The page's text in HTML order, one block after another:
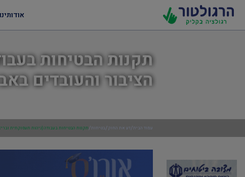
אודותינו
תקנות הבטיחות
הציבור והעובדים
עמוד הבית/דע את החוק/בטיחות/תקנות הבטיחות בעבודה (גיהות תעסוקתית